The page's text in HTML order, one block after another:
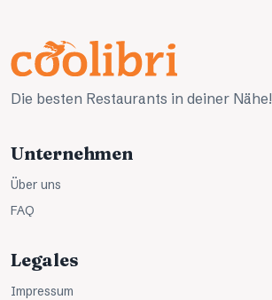
Die besten Restaurants in deiner Nähe!
Unternehmen
Über uns
FAQ
Legales
Impressum